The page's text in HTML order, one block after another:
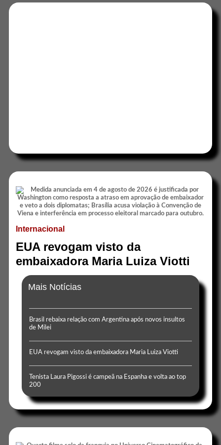
Internacional
EUA revogam visto da
embaixadora Maria Luiza Viotti
Mais Notícias
Brasil rebaixa relação com Argentina após novos insultos
de Milei
EUA revogam visto da embaixadora Maria Luiza Viotti
Tenista Laura Pigossi é campeã na Espanha e volta ao top
200